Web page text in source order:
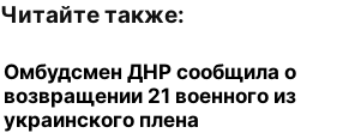
Читайте также:
Омбудсмен ДНР сообщила о
возвращении 21 военного из
украинского плена